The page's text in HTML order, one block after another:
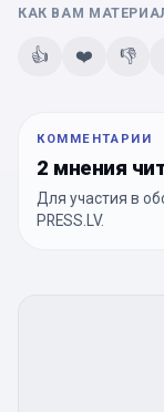
КАК ВАМ
👍 ❤️ 👎
КОММЕНТАРИИ
2 мнения
Для участия в
PRESS.LV.